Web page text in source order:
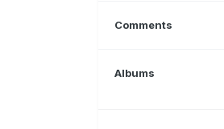
Comments
Albums